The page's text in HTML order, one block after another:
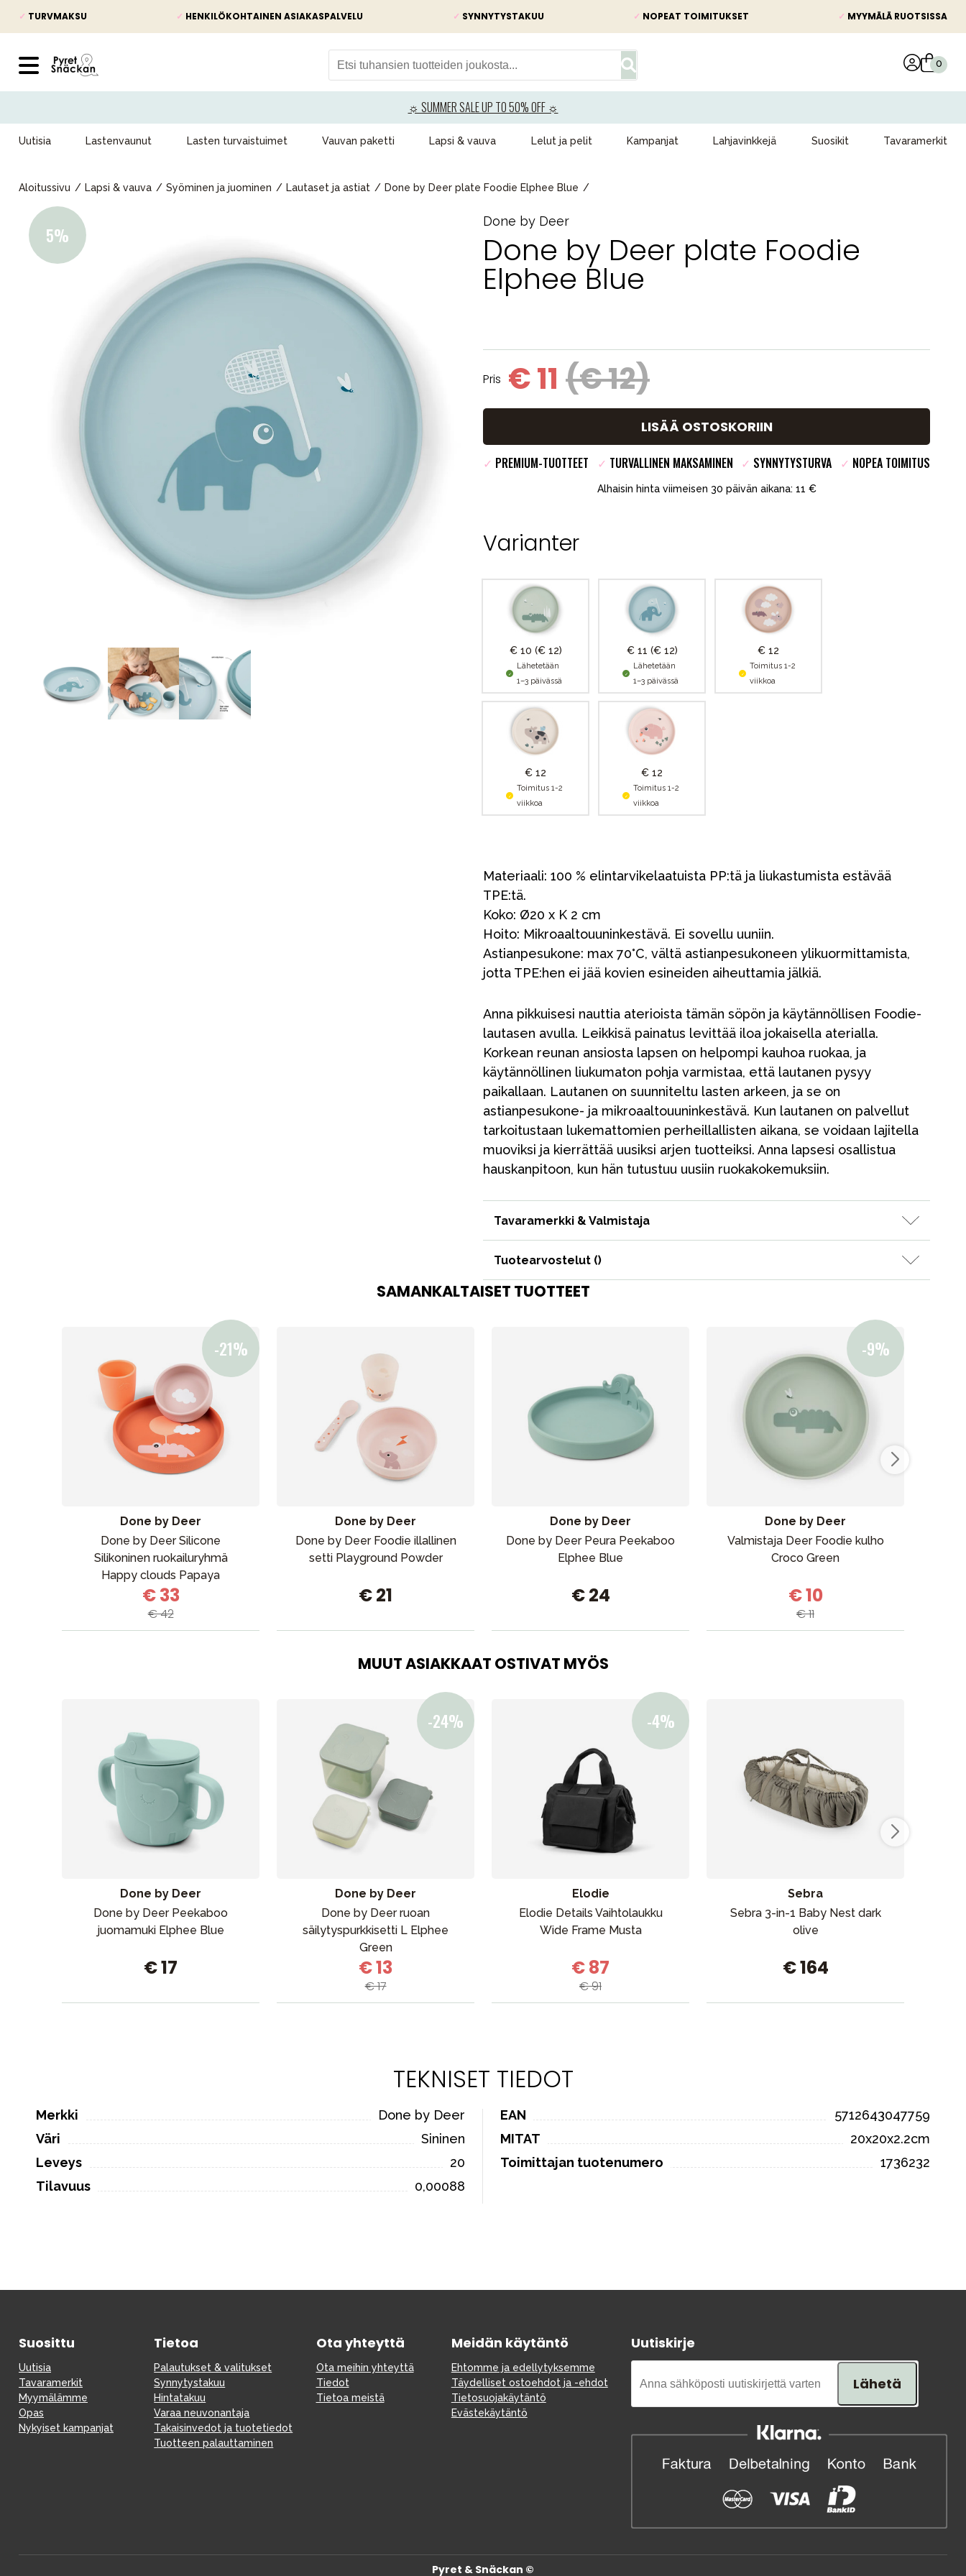
✓ TURVMAKSU ✓ HENKILÖKOHTAINEN ASIAKASPALVELU ✓ SYNNYTYSTAKUU ✓ NOPEAT TOIMITUKSET ✓ MYYMÄLÄ RUOTSISSA
☼ SUMMER SALE UP TO 50% OFF ☼
Uutisia Lastenvaunut Lasten turvaistuimet Vauvan paketti Lapsi & vauva Lelut ja pelit Kampanjat Lahjavinkkejä Suosikit Tavaramerkit
Aloitussivu Lapsi & vauva Syöminen ja juominen Lautaset ja astiat Done by Deer plate Foodie Elphee Blue
Done by Deer
Done by Deer plate Foodie
Elphee Blue
Pris € 11 (€ 12)
LISÄÄ OSTOSKORIIN
✓ PREMIUM-TUOTTEET ✓ TURVALLINEN MAKSAMINEN ✓ SYNNYTYSTURVA ✓ NOPEA TOIMITUS
Alhaisin hinta viimeisen 30 päivän aikana: 11 €
Varianter
€ 10 (€ 12)
Lähetetään
1–3 päivässä
€ 11 (€ 12)
Lähetetään
1–3 päivässä
€ 12
Toimitus 1-2
viikkoa
€ 12
Toimitus 1-2
viikkoa
€ 12
Toimitus 1-2
viikkoa
Materiaali: 100 % elintarvikelaatuista PP:tä ja liukastumista estävää
TPE:tä.
Koko: Ø20 x K 2 cm
Hoito: Mikroaaltouuninkestävä. Ei sovellu uuniin.
Astianpesukone: max 70°C, vältä astianpesukoneen ylikuormittamista,
jotta TPE:hen ei jää kovien esineiden aiheuttamia jälkiä.
Anna pikkuisesi nauttia aterioista tämän söpön ja käytännöllisen Foodie-
lautasen avulla. Leikkisä painatus levittää iloa jokaisella aterialla.
Korkean reunan ansiosta lapsen on helpompi kauhoa ruokaa, ja
käytännöllinen liukumaton pohja varmistaa, että lautanen pysyy
paikallaan. Lautanen on suunniteltu lasten arkeen, ja se on
astianpesukone- ja mikroaaltouuninkestävä. Kun lautanen on palvellut
tarkoitustaan lukemattomien perheillallisten aikana, se voidaan lajitella
muoviksi ja kierrättää uusiksi arjen tuotteiksi. Anna lapsesi osallistua
hauskanpitoon, kun hän tutustuu uusiin ruokakokemuksiin.
Tavaramerkki & Valmistaja
Tuotearvostelut ()
SAMANKALTAISET TUOTTEET
Done by Deer
Done by Deer Silicone
Silikoninen ruokailuryhmä
Happy clouds Papaya
€ 33
€ 42
Done by Deer
Done by Deer Foodie illallinen
setti Playground Powder
€ 21
Done by Deer
Done by Deer Peura Peekaboo
Elphee Blue
€ 24
Done by Deer
Valmistaja Deer Foodie kulho
Croco Green
€ 10
€ 11
MUUT ASIAKKAAT OSTIVAT MYÖS
Done by Deer
Done by Deer Peekaboo
juomamuki Elphee Blue
€ 17
Done by Deer
Done by Deer ruoan
säilytyspurkkisetti L Elphee
Green
€ 13
€ 17
Elodie
Elodie Details Vaihtolaukku
Wide Frame Musta
€ 87
€ 91
Sebra
Sebra 3-in-1 Baby Nest dark
olive
€ 164
TEKNISET TIEDOT
Merkki
Done by Deer
Väri
Sininen
Leveys
20
Tilavuus
0,00088
EAN
5712643047759
MITAT
20x20x2.2cm
Toimittajan tuotenumero
1736232
Suosittu
Uutisia
Tavaramerkit
Myymälämme
Opas
Nykyiset kampanjat
Tietoa
Palautukset & valitukset
Synnytystakuu
Hintatakuu
Varaa neuvonantaja
Takaisinvedot ja tuotetiedot
Tuotteen palauttaminen
Ota yhteyttä
Ota meihin yhteyttä
Tiedot
Tietoa meistä
Meidän käytäntö
Ehtomme ja edellytyksemme
Täydelliset ostoehdot ja -ehdot
Tietosuojakäytäntö
Evästekäytäntö
Uutiskirje
Lähetä
Pyret & Snäckan ©
VÅRT SORTIMENT
Lelut ja pelit
Huonekalut & vuodevaatteet
Tarvikkeet
Varaosat
Suosikit
Aurinko ja uinti Outlet Opas Ota meihin yhteyttä osoitteessa Myymälämme